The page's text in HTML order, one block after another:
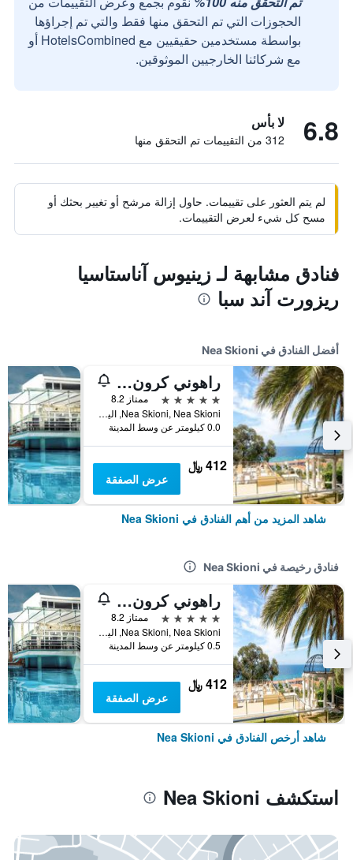
الحجوزات التي تم التحقق منها فقط والتي تم إجراؤها
بواسطة مستخدمين حقيقيين مع HotelsCombined أو
مع شركائنا الخارجيين الموثوقين.
6.8 لا بأس
312 من التقييمات تم التحقق منها
لم يتم العثور على تقييمات. حاول إزالة مرشح أو تغيير بحثك أو
مسح كل شيء لعرض التقييمات.
فنادق مشابهة لـ زينيوس آناستاسيا
ريزورت آند سبا
أفضل الفنادق في Nea Skioni
راهوني كرون ويل باي دايوميديس جروب
5 نجوم
ممتاز 8.2
Nea Skioni, Nea Skioni, اليونان
0.0 كيلومتر عن وسط المدينة
412 ﷼
عرض الصفقة
شاهد المزيد من أهم الفنادق في Nea Skioni
فنادق رخيصة في Nea Skioni
راهوني كرون ويل باي دايوميديس جروب
5 نجوم
ممتاز 8.2
Nea Skioni, Nea Skioni, اليونان
0.5 كيلومتر عن وسط المدينة
412 ﷼
عرض الصفقة
شاهد أرخص الفنادق في Nea Skioni
استكشف Nea Skioni